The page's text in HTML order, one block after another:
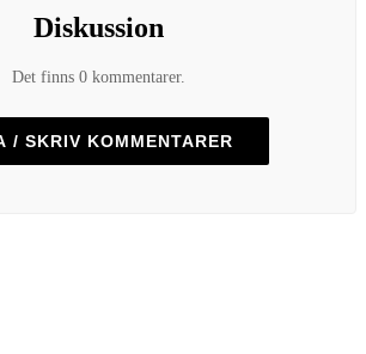
Diskussion
Det finns 0 kommentarer.
/ SKRIV KOMMENTARER